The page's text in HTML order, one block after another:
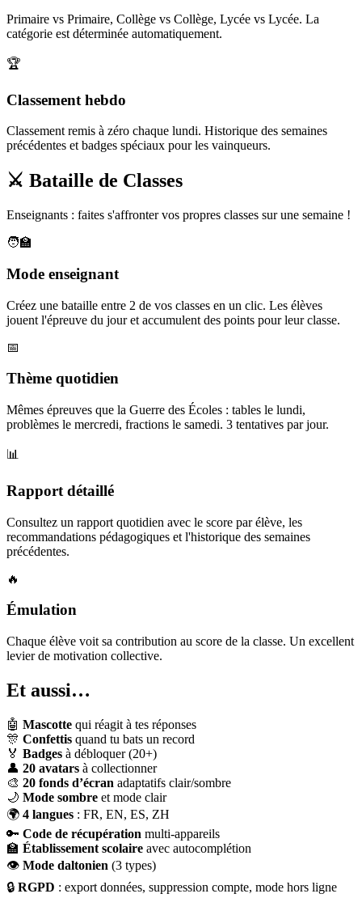
Primaire vs Primaire, Collège vs Collège, Lycée vs Lycée. La
catégorie est déterminée automatiquement.
🏆
Classement hebdo
Classement remis à zéro chaque lundi. Historique des semaines
précédentes et badges spéciaux pour les vainqueurs.
⚔️ Bataille de Classes
Enseignants : faites s'affronter vos propres classes sur une semaine !
🧑‍🏫
Mode enseignant
Créez une bataille entre 2 de vos classes en un clic. Les élèves
jouent l'épreuve du jour et accumulent des points pour leur classe.
📅
Thème quotidien
Mêmes épreuves que la Guerre des Écoles : tables le lundi,
problèmes le mercredi, fractions le samedi. 3 tentatives par jour.
📊
Rapport détaillé
Consultez un rapport quotidien avec le score par élève, les
recommandations pédagogiques et l'historique des semaines
précédentes.
🔥
Émulation
Chaque élève voit sa contribution au score de la classe. Un excellent
levier de motivation collective.
Et aussi…
🤖 Mascotte qui réagit à tes réponses
🎊 Confettis quand tu bats un record
🏅 Badges à débloquer (20+)
👤 20 avatars à collectionner
🎨 20 fonds d’écran adaptatifs clair/sombre
🌙 Mode sombre et mode clair
🌍 4 langues : FR, EN, ES, ZH
🔑 Code de récupération multi-appareils
🏫 Établissement scolaire avec autocomplétion
👁 Mode daltonien (3 types)
🔒 RGPD : export données, suppression compte, mode hors ligne